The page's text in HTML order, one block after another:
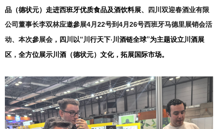
品（德状元）走进西班牙优质食品及酒饮料展、
四川双迎春酒业有限
公司董事长李双林应邀參展4月22号到4月26号西班牙马德里展销会活
动、本次參展会 ， 四川以“川行天下·川酒链全球”为主题设立川酒展
区 ， 全方位展示川酒（德状元）文化，拓展国际市场。